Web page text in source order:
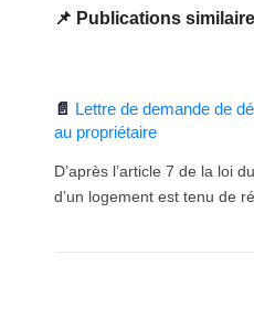
Publications
Lettre de demande de
au propriétaire
D’après l’article 7 de la loi
d’un logement est tenu de